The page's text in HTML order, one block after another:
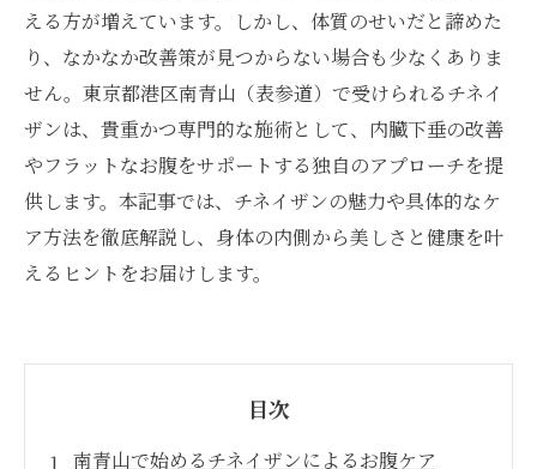
える方が増えています。しかし、体質のせいだと諦めた
り、なかなか改善策が見つからない場合も少なくありま
せん。東京都港区南青山（表参道）で受けられるチネイ
ザンは、貴重かつ専門的な施術として、内臓下垂の改善
やフラットなお腹をサポートする独自のアプローチを提
供します。本記事では、チネイザンの魅力や具体的なケ
ア方法を徹底解説し、身体の内側から美しさと健康を叶
えるヒントをお届けします。
目次
南青山で始めるチネイザンによるお腹ケア